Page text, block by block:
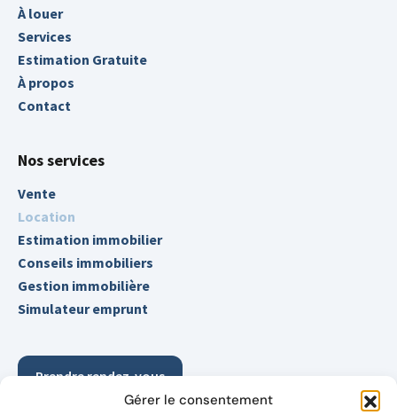
Gérer le consentement
À louer
Services
Estimation Gratuite
À propos
Contact
Nos services
Vente
Location
Estimation immobilier
Conseils immobiliers
Gestion immobilière
Simulateur emprunt
Prendre rendez-vous